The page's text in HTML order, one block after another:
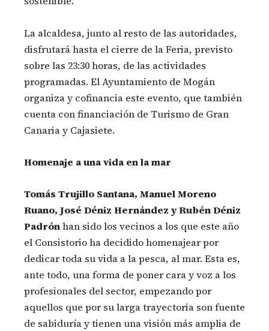
La alcaldesa, junto al resto de las autoridades,
disfrutará hasta el cierre de la Feria, previsto
sobre las 23:30 horas, de las actividades
programadas. El Ayuntamiento de Mogán
organiza y cofinancia este evento, que también
cuenta con financiación de Turismo de Gran
Canaria y Cajasiete.
Homenaje a una vida en la mar
Tomás Trujillo Santana, Manuel Moreno
Ruano, José Déniz Hernández y Rubén Déniz
Padrónhan sido los vecinos a los que este año
el Consistorio ha decidido homenajear por
dedicar toda su vida a la pesca, al mar. Esta es,
ante todo, una forma de poner cara y voz a los
profesionales del sector, empezando por
aquellos que por su larga trayectoria son fuente
de sabiduría y tienen una visión más amplia de